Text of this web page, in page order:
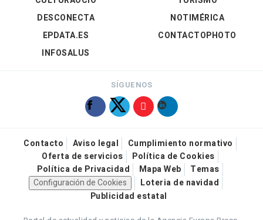
DESCONECTA
EPDATA.ES
INFOSALUS
NOTIMÉRICA
CONTACTOPHOTO
SÍGUENOS
Contacto Aviso legal
Cumplimiento normativo
Oferta de servicios
Política de Cookies
Política de Privacidad
Mapa Web
Temas
Configuración de Cookies
Loteria de navidad
Publicidad estatal